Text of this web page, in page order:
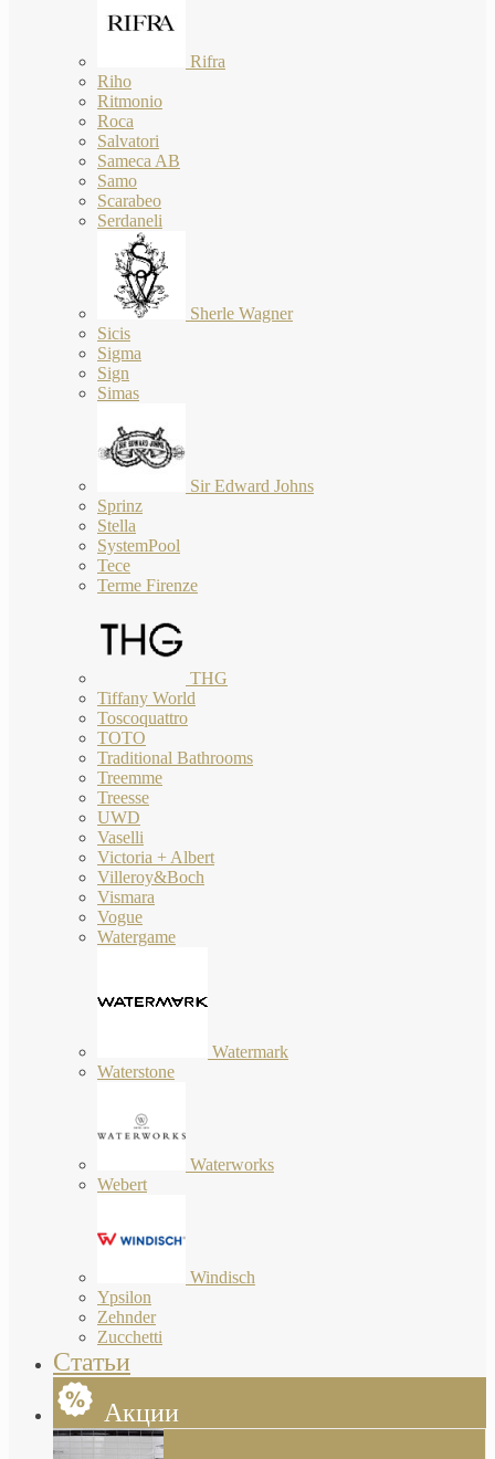
Rifra
Riho
Ritmonio
Roca
Salvatori
Sameca AB
Samo
Scarabeo
Serdaneli
Sherle Wagner
Sicis
Sigma
Sign
Simas
Sir Edward Johns
Sprinz
Stella
SystemPool
Tece
Terme Firenze
THG
Tiffany World
Toscoquattro
TOTO
Traditional Bathrooms
Treemme
Treesse
UWD
Vaselli
Victoria + Albert
Villeroy&Boch
Vismara
Vogue
Watergame
Watermark
Waterstone
Waterworks
Webert
Windisch
Ypsilon
Zehnder
Zucchetti
Статьи
Акции